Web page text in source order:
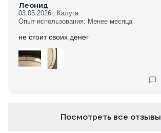
Леонид
03.05.2026г. Калуга
Опыт использования: Менее месяца
не стоит своих денег
Посмотреть все отзывы